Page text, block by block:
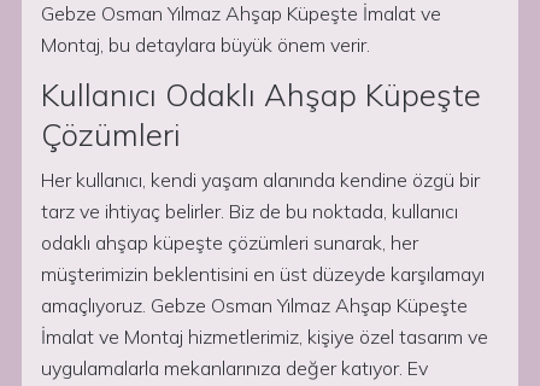
Gebze Osman Yılmaz Ahşap Küpeşte İmalat ve
Montaj, bu detaylara büyük önem verir.
Kullanıcı Odaklı Ahşap Küpeşte
Çözümleri
Her kullanıcı, kendi yaşam alanında kendine özgü bir
tarz ve ihtiyaç belirler. Biz de bu noktada, kullanıcı
odaklı ahşap küpeşte çözümleri sunarak, her
müşterimizin beklentisini en üst düzeyde karşılamayı
amaçlıyoruz. Gebze Osman Yılmaz Ahşap Küpeşte
İmalat ve Montaj hizmetlerimiz, kişiye özel tasarım ve
uygulamalarla mekanlarınıza değer katıyor. Ev